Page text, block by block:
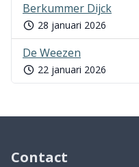
Berkummer Dijck
28 januari 2026
De Weezen
22 januari 2026
Contact